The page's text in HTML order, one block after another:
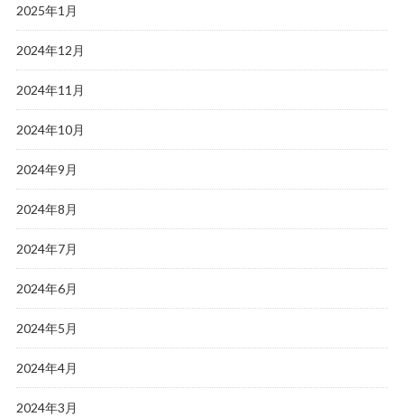
2025年1月
2024年12月
2024年11月
2024年10月
2024年9月
2024年8月
2024年7月
2024年6月
2024年5月
2024年4月
2024年3月